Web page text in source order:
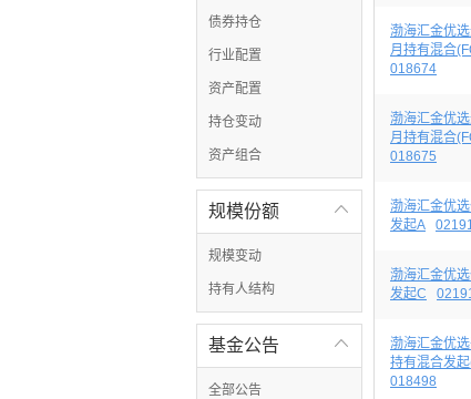
债券持仓
行业配置
资产配置
持仓变动
资产组合

规模份额
规模变动
持有人结构

基金公告
全部公告
渤海汇金优
月持有混合
018674
渤海汇金优
月持有混合
018675
渤海汇金优
发起A
渤海汇金优
发起C
渤海汇金优
持有混合发
018498